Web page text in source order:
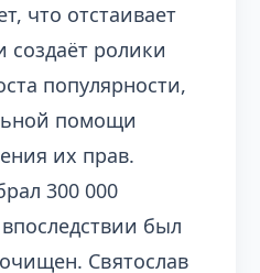
что отстаивает
создаёт ролики
популярности,
помощи
их прав.
300 000
был
Святослав